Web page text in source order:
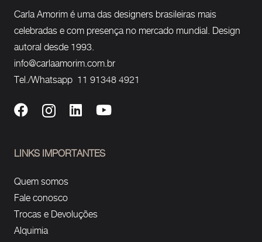
Carla Amorim é uma das designers brasileiras mais
celebradas e com presença no mercado mundial. Design
autoral desde 1993.
info@carlaamorim.com.br
Tel./Whatsapp 11 91348 4921
LINKS IMPORTANTES
Quem somos
Fale conosco
Trocas e Devoluções
Alquimia